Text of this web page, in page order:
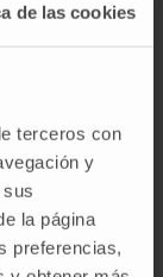
de las cookies
terceros con
y
la página
preferencias,
la
Rivinus